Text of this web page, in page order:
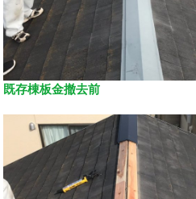
既存棟板金撤去前